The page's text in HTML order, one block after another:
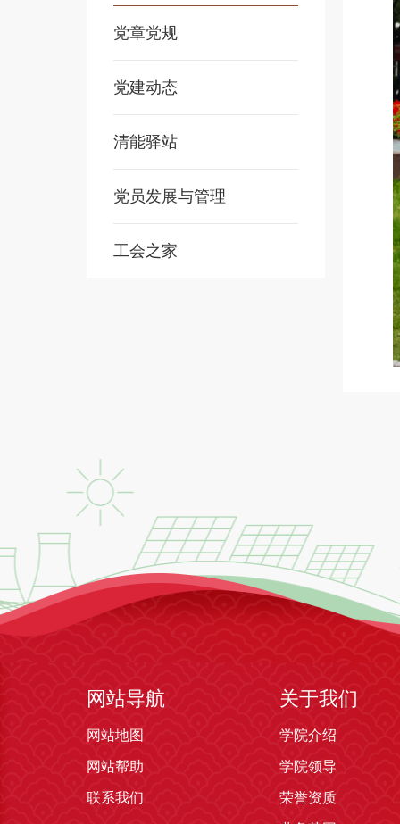
党章党规
党建动态
清能驿站
党员发展与管理
工会之家
网站导航
网站地图
网站帮助
联系我们
关于我们
学院介绍
学院领导
荣誉资质